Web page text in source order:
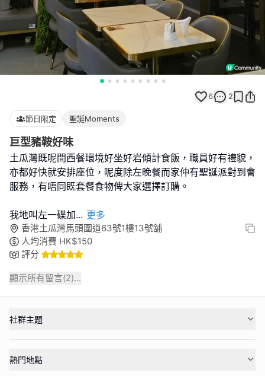
6 2
節日限定 聖誕Moments
巨型豬鞍好味
土瓜灣既呢間西餐環境好坐好岩傾計食飯，職員好有禮貌，
亦都好快就安排座位，呢度除左晚餐而家仲有聖誕派對到會
服務，有唔同既套餐食物俾大家選擇訂購。
我地叫左一碟加... 更多
香港土瓜灣馬頭圍道63號1樓13號舖
人均消費 HK$150
評分
顯示所有留言(2)...
社群主題
熱門地點